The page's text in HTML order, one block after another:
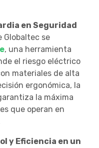
en Seguridad
Globaltec se
, una herramienta
el riesgo eléctrico
materiales de alta
ergonómica, la
la máxima
que operan en
y Eficiencia en un